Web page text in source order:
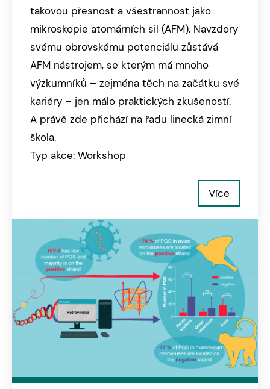
takovou přesnost a všestrannost jako
mikroskopie atomárních sil (AFM). Navzdory
svému obrovskému potenciálu zůstává
AFM nástrojem, se kterým má mnoho
výzkumníků – zejména těch na začátku své
kariéry – jen málo praktických zkušeností.
A právě zde přichází na řadu linecká zimní
škola.
Typ akce: Workshop
Více